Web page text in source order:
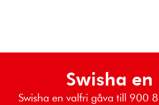
Swisha en
Swisha en valfri gåva till 900